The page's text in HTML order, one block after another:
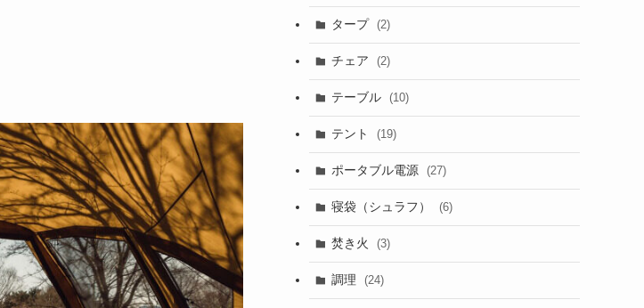
タープ (2)
チェア (2)
テーブル (10)
テント (19)
ポータブル電源 (27)
寝袋（シュラフ） (6)
焚き火 (3)
調理 (24)